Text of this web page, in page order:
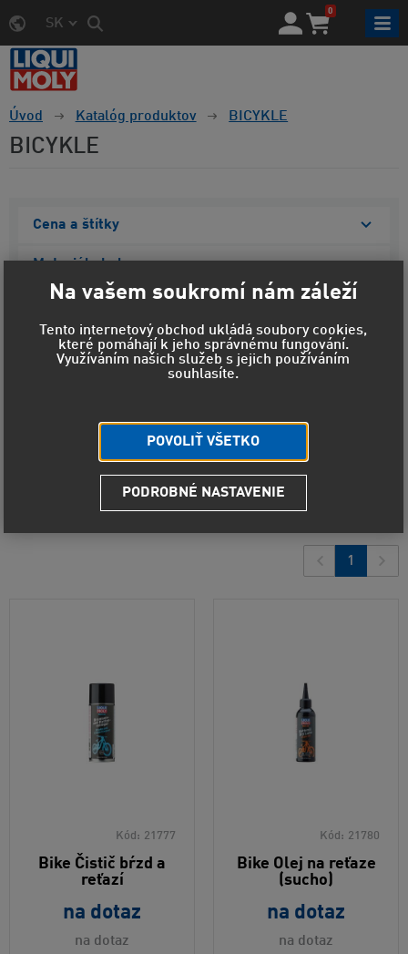
SK
0
Úvod Katalóg produktov BICYKLE
BICYKLE
Cena a štítky
Materiál obalu
Objem
Zobraziť vybrané
Predvolené radenie
Od najlacnejšieho
Od najdrahšieho
Najnovšie
6produktov
1
Kód: 21777
Bike Čistič bŕzd a
reťazí
na dotaz
na dotaz
Kód: 21780
Bike Olej na reťaze
(sucho)
na dotaz
na dotaz
Na vašem soukromí nám záleží
Tento internetový obchod ukládá soubory cookies,
které pomáhají k jeho správnému fungování.
Využíváním našich služeb s jejich používáním
souhlasíte.
POVOLIŤ VŠETKO
PODROBNÉ NASTAVENIE